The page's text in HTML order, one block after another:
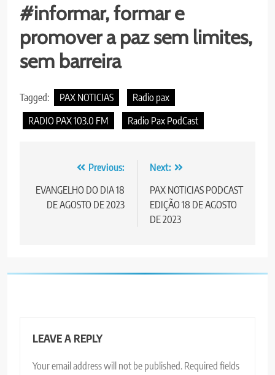
#informar, formar e
promover a paz sem limites,
sem barreira
Tagged: PAX NOTICIAS
Radio pax
RADIO PAX 103.0 FM
Radio Pax PodCast
navigation
Previous:
EVANGELHO DO DIA 18
DE AGOSTO DE 2023
Next:
PAX NOTICIAS PODCAST
EDIÇÃO 18 DE AGOSTO
DE 2023
LEAVE A REPLY
Your email address will not be published. Required fields